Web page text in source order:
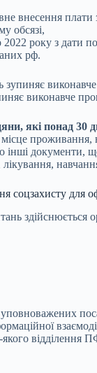
внесення
обсязі,
року з дати
рф.
зупиняє
виконавче
які понад 30
документи,
соцзахисту для
відділення